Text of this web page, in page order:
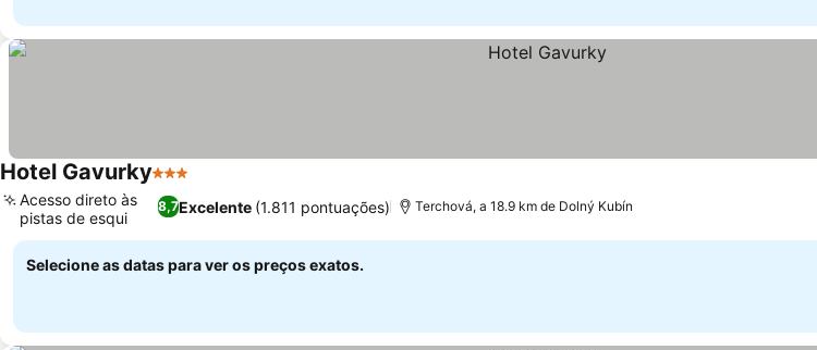
Hotel Gavurky3 Estrelas
8,7Excelente (1.811 pontuações)
Acesso direto às
pistas de esqui
Terchová, a 18.9 km de Dolný Kubín
Selecione as datas para ver os preços exatos.